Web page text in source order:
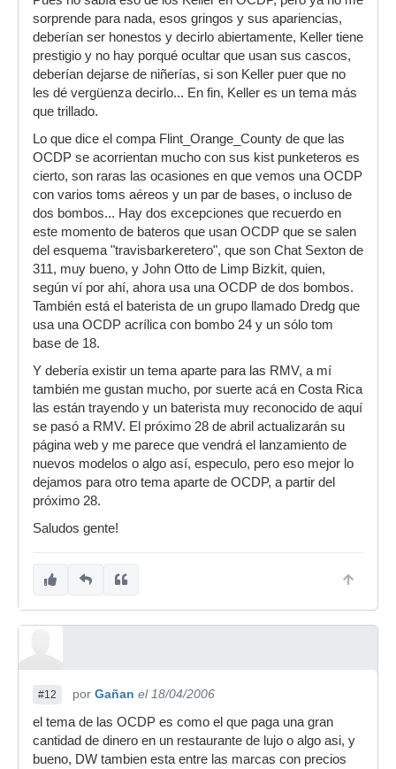
sorprende para nada, esos gringos y sus apariencias,
deberían ser honestos y decirlo abiertamente, Keller tiene
prestigio y no hay porqué ocultar que usan sus cascos,
deberían dejarse de niñerías, si son Keller puer que no
les dé vergüenza decirlo... En fin, Keller es un tema más
que trillado.
Lo que dice el compa Flint_Orange_County de que las
OCDP se acorrientan mucho con sus kist punketeros es
cierto, son raras las ocasiones en que vemos una OCDP
con varios toms aéreos y un par de bases, o incluso de
dos bombos... Hay dos excepciones que recuerdo en
este momento de bateros que usan OCDP que se salen
del esquema "travisbarkeretero", que son Chat Sexton de
311, muy bueno, y John Otto de Limp Bizkit, quien,
según ví por ahí, ahora usa una OCDP de dos bombos.
También está el baterista de un grupo llamado Dredg que
usa una OCDP acrílica con bombo 24 y un sólo tom
base de 18.
Y debería existir un tema aparte para las RMV, a mí
también me gustan mucho, por suerte acá en Costa Rica
las están trayendo y un baterista muy reconocido de aquí
se pasó a RMV. El próximo 28 de abril actualizarán su
página web y me parece que vendrá el lanzamiento de
nuevos modelos o algo así, especulo, pero eso mejor lo
dejamos para otro tema aparte de OCDP, a partir del
próximo 28.
Saludos gente!
#12 por Gañan el 18/04/2006
el tema de las OCDP es como el que paga una gran
cantidad de dinero en un restaurante de lujo o algo asi, y
bueno, DW tambien esta entre las marcas con precios